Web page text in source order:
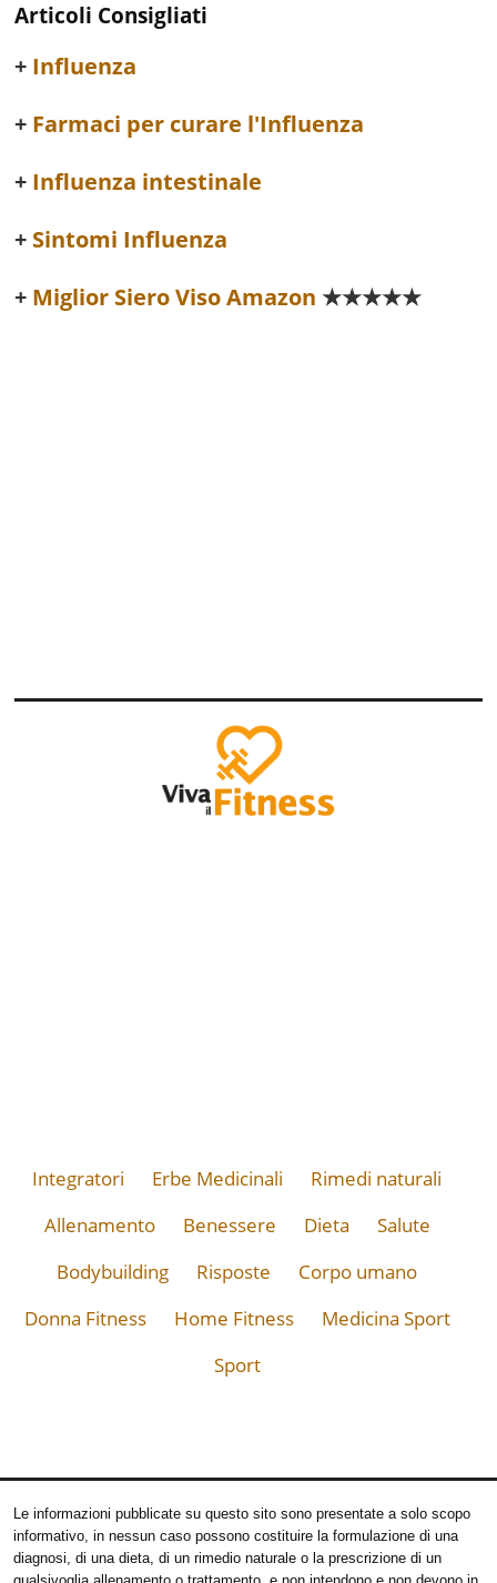
Articoli Consigliati
Influenza
Farmaci per curare l'Influenza
Influenza intestinale
Sintomi Influenza
Miglior Siero Viso Amazon ★★★★★
Integratori Erbe Medicinali
Rimedi naturali
Allenamento
Benessere Dieta
Salute
Bodybuilding
Risposte
Corpo umano
Donna Fitness
Home Fitness
Medicina Sport
Sport
Le informazioni pubblicate su questo sito sono presentate a solo scopo
informativo, in nessun caso possono costituire la formulazione di una
diagnosi, di una dieta, di un rimedio naturale o la prescrizione di un